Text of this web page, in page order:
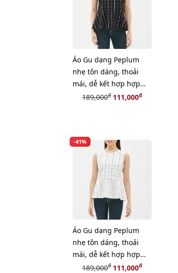
Áo Gu dạng Peplum
nhẹ tôn dáng, thoải
mái, dễ kết hợp hợp
đồ, BLACK, size S
189,000đ 111,000đ
-41%
Áo Gu dạng Peplum
nhẹ tôn dáng, thoải
mái, dễ kết hợp hợp
đồ, WHITE, size L
189,000đ 111,000đ